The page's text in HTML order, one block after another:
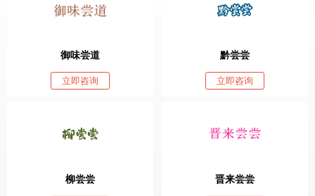
御味尝道
立即咨询
黔尝尝
立即咨询
柳尝尝 晋来尝尝